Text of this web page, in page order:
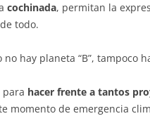
cochinada, permitan la
todo.
no hay planeta “B”, tampoco
para hacer frente a tantos
momento de emergencia